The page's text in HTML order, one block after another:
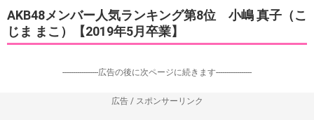
AKB48メンバー人気ランキング第8位 小嶋 真子（こ
じま まこ）【2019年5月卒業】
-----------------広告の後に次ページに続きます-----------------
広告 / スポンサーリンク